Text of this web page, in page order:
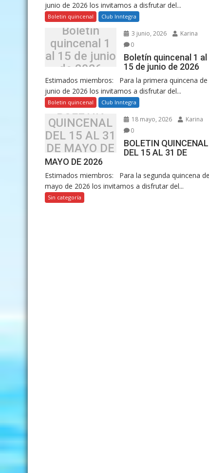
junio de 2026 los invitamos a disfrutar del...
Boletin quincenal Club Inntegra
Boletín
quincenal 1
al 15 de junio
de 2026
3 junio, 2026
Karina
0
Boletín quincenal 1 al
15 de junio de 2026
Estimados miembros: Para la primera quincena de
junio de 2026 los invitamos a disfrutar del...
Boletin quincenal Club Inntegra
BOLETIN
QUINCENAL
DEL 15 AL 31
DE MAYO DE
2026
18 mayo, 2026
Karina
0
BOLETIN QUINCENAL
DEL 15 AL 31 DE
MAYO DE 2026
Estimados miembros: Para la segunda quincena de
mayo de 2026 los invitamos a disfrutar del...
Sin categoría